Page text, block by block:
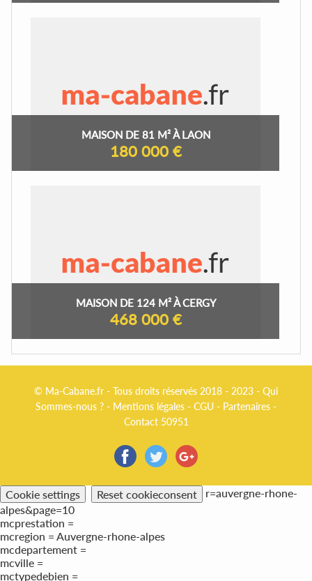
MAISON DE 81 M² À LAON
180 000 €
MAISON DE 124 M² À CERGY
468 000 €
© Ma-Cabane.fr - Tous droits réservés 2018 - 2023 - Qui
Sommes-nous ? - Mentions légales - CGU - Partenaires -
Contact 50951
Cookie settings Reset cookieconsent
r=auvergne-rhone-
alpes&page=10
mcprestation =
mcregion = Auvergne-rhone-alpes
mcdepartement =
mcville =
mctypedebien =